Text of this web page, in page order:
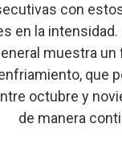
con
en la intensidad.
muestra un
que
octubre y
de manera